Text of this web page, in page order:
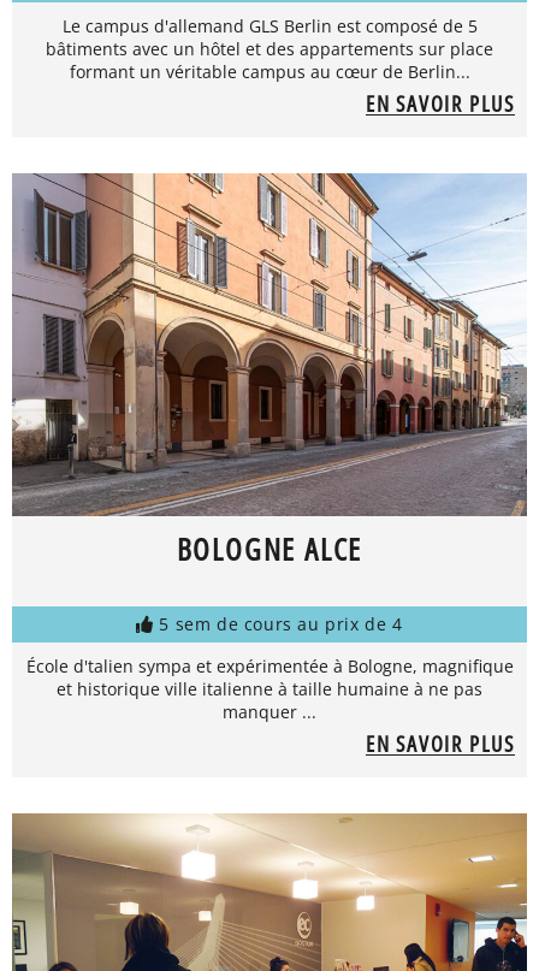
Le campus d'allemand GLS Berlin est composé de 5
bâtiments avec un hôtel et des appartements sur place
formant un véritable campus au cœur de Berlin...
EN SAVOIR PLUS
BOLOGNE ALCE
5 sem de cours au prix de 4
École d'talien sympa et expérimentée à Bologne, magnifique
et historique ville italienne à taille humaine à ne pas
manquer ...
EN SAVOIR PLUS